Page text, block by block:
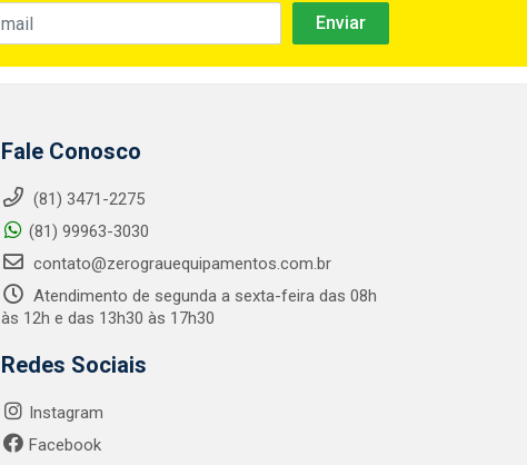
Fale Conosco
(81) 3471-2275
(81) 99963-3030
contato@zerograuequipamentos.com.br
Atendimento de segunda a sexta-feira das 08h
às 12h e das 13h30 às 17h30
Redes Sociais
Instagram
Facebook